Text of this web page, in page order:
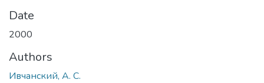
Date
2000
Authors
Ивчанский, А. С.